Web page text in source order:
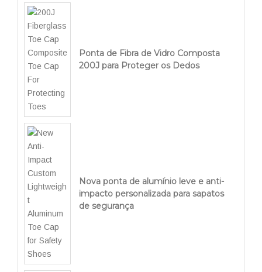
Ponta de Fibra de Vidro Composta
200J para Proteger os Dedos
Nova ponta de alumínio leve e anti-
impacto personalizada para sapatos
de segurança